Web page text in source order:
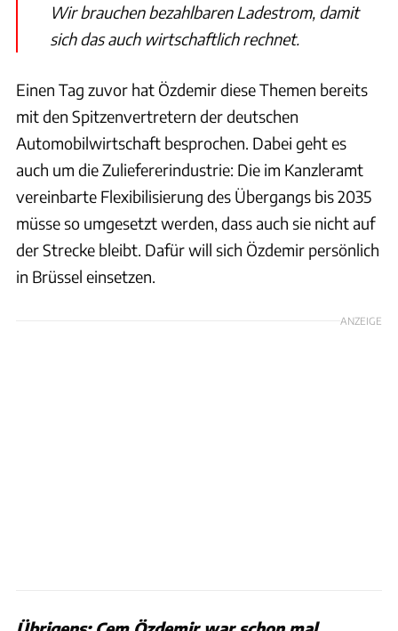
Wir brauchen bezahlbaren Ladestrom, damit
sich das auch wirtschaftlich rechnet.
Einen Tag zuvor hat Özdemir diese Themen bereits
mit den Spitzenvertretern der deutschen
Automobilwirtschaft besprochen. Dabei geht es
auch um die Zuliefererindustrie: Die im Kanzleramt
vereinbarte Flexibilisierung des Übergangs bis 2035
müsse so umgesetzt werden, dass auch sie nicht auf
der Strecke bleibt. Dafür will sich Özdemir persönlich
in Brüssel einsetzen.
ANZEIGE